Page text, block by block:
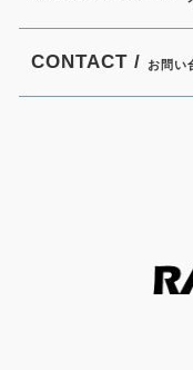
CONTACT / お問い